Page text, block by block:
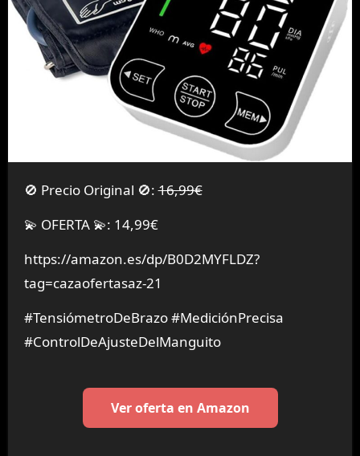
🚫 Precio Original 🚫:16,99€
💫 OFERTA 💫: 14,99€
https://amazon.es/dp/B0D2MYFLDZ?
tag=cazaofertasaz-21
#TensiómetroDeBrazo #MediciónPrecisa
#ControlDeAjusteDelManguito
Ver oferta en Amazon